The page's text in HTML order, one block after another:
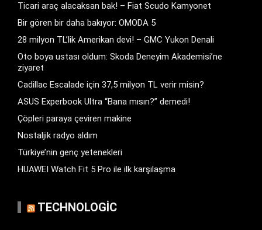
Ticari araç alacaksan bak! – Fiat Scudo Kamyonet
Bir gören bir daha bakıyor: OMODA 5
28 milyon TL’lik Amerikan devi! – GMC Yukon Denali
Oto boya ustası oldum: Skoda Deneyim Akademisi’ne
ziyaret
Cadillac Escalade için 37,5 milyon TL verir misin?
ASUS Experbook Ultra “Bana mısın?” demedi!
Çöpleri paraya çeviren makine
Nostaljik radyo aldım
Türkiye’nin genç yetenekleri
HUAWEI Watch Fit 5 Pro ile ilk karşılaşma
TECHNOLOGIC